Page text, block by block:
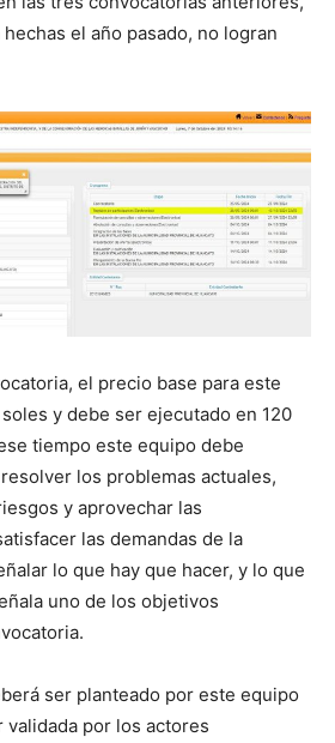
el año pasado, no logran
el precio base para este
y debe ser ejecutado en 120
tiempo este equipo debe
los problemas actuales,
y aprovechar las
las demandas de la
lo que hay que hacer, y lo que
uno de los objetivos
ser planteado por este equipo
por los actores